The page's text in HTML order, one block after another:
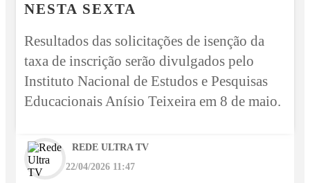
NESTA SEXTA
Resultados das solicitações de isenção da
taxa de inscrição serão divulgados pelo
Instituto Nacional de Estudos e Pesquisas
Educacionais Anísio Teixeira em 8 de maio.
REDE ULTRA TV
22/04/2026 11:47